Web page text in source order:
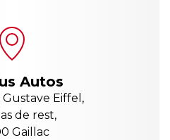
Autos
Eiffel,
de rest,
Gaillac